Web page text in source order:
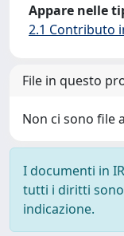
Appare nelle
2.1 Contributo
File in questo
Non ci sono file
I documenti in
tutti i diritti
indicazione.